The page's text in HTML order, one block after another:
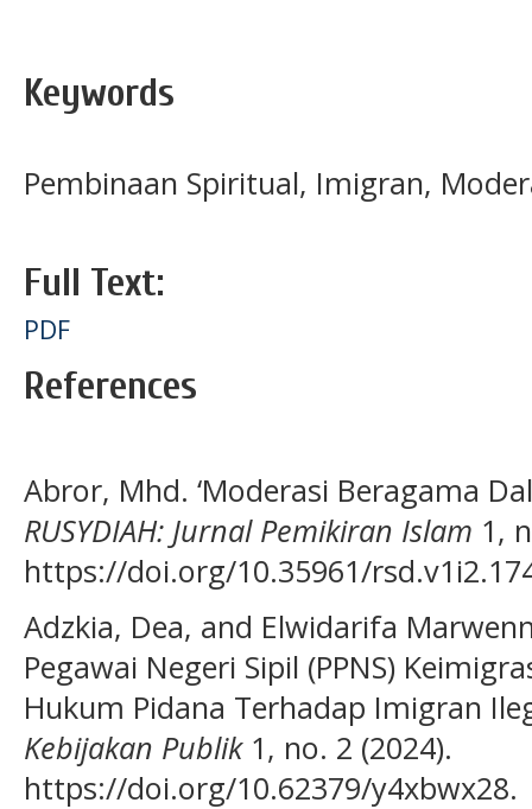
Keywords
Pembinaan Spiritual, Imigran,
Full Text:
PDF
References
Abror, Mhd. ‘Moderasi Beragama
RUSYDIAH: Jurnal Pemikiran Islam 1,
https://doi.org/10.35961/
Adzkia, Dea, and Elwidarifa
Pegawai Negeri Sipil (PPNS)
Hukum Pidana Terhadap Imigran
Kebijakan Publik 1, no. 2 (2024).
https://doi.org/10.62379/y4xbwx28.